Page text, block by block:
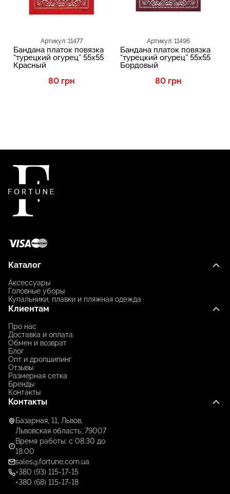
Артикул: 11477
Бандана платок повязка
“турецкий огурец” 55х55
Красный
80 грн
Артикул: 11496
Бандана платок повязка
“турецкий огурец” 55х55
Бордовый
80 грн
Каталог
Аксессуары
Головные уборы
Купальники, плавки и пляжная одежда
Клиентам
Про нас
Доставка и оплата
Обмен и возврат
Блог
Опт и дропшипинг
Отзывы
Размерная сетка
Бренды
Контакты
Контакты
Базарная, 11, Львов,
Львовская область, 79007
Время работы: с 08:30 до
18:00
sales@fortune.com.ua
+380 (93) 115-17-15
+380 (68) 115-17-18